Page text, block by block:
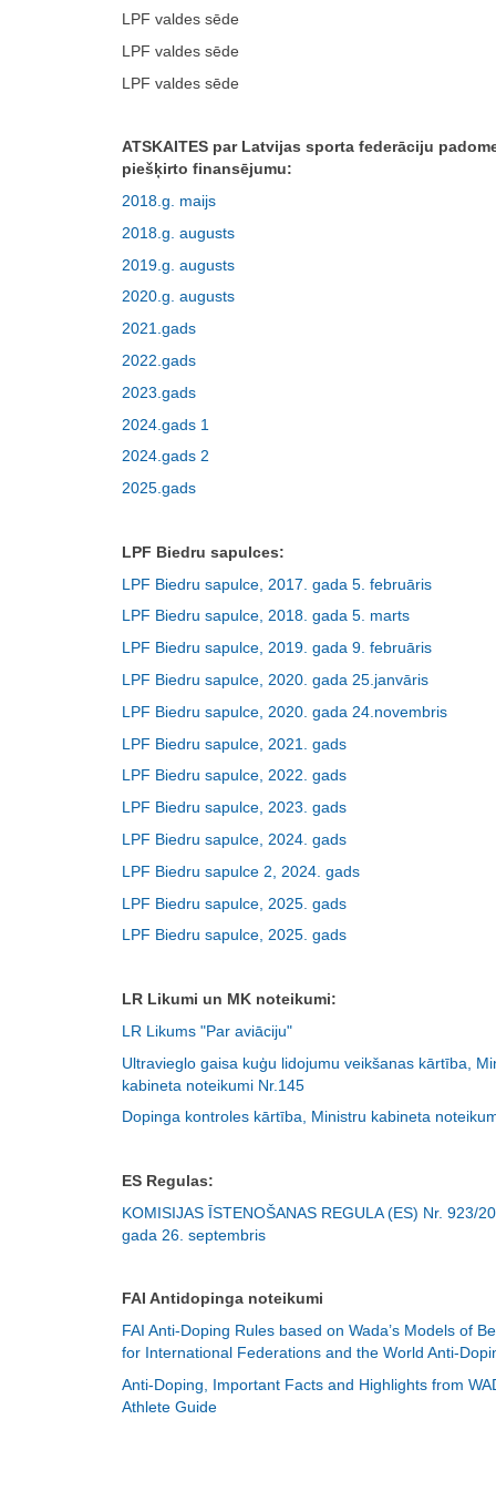
LPF valdes sēde
LPF valdes sēde
LPF valdes sēde
ATSKAITES par Latvijas sporta federāciju
piešķirto finansējumu:
2018.g. maijs
2018.g. augusts
2019.g. augusts
2020.g. augusts
2021.gads
2022.gads
2023.gads
2024.gads 1
2024.gads 2
2025.gads
LPF Biedru sapulces:
LPF Biedru sapulce, 2017. gada 5. februāris
LPF Biedru sapulce, 2018. gada 5. marts
LPF Biedru sapulce, 2019. gada 9. februāris
LPF Biedru sapulce, 2020. gada 25.janvāris
LPF Biedru sapulce, 2020. gada 24.novembris
LPF Biedru sapulce, 2021. gads
LPF Biedru sapulce, 2022. gads
LPF Biedru sapulce, 2023. gads
LPF Biedru sapulce, 2024. gads
LPF Biedru sapulce 2, 2024. gads
LPF Biedru sapulce, 2025. gads
LPF Biedru sapulce, 2025. gads
LR Likumi un MK noteikumi:
LR Likums "Par aviāciju"
Ultravieglo gaisa kuģu lidojumu veikšanas kārtība,
kabineta noteikumi Nr.145
Dopinga kontroles kārtība, Ministru kabineta
ES Regulas:
KOMISIJAS ĪSTENOŠANAS REGULA (ES) Nr. 923/
gada 26. septembris
FAI Antidopinga noteikumi
FAI Anti-Doping Rules based on Wada’s Models of
for International Federations and the World Anti-
Anti-Doping, Important Facts and Highlights from
Athlete Guide